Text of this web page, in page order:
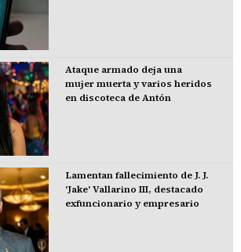
Ataque armado deja una
mujer muerta y varios heridos
en discoteca de Antón
Lamentan fallecimiento de J. J.
'Jake' Vallarino III, destacado
exfuncionario y empresario